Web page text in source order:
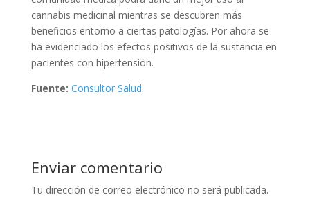
cannabis medicinal mientras se descubren más
beneficios entorno a ciertas patologías. Por ahora se
ha evidenciado los efectos positivos de la sustancia en
pacientes con hipertensión.
Fuente: Consultor Salud
Enviar comentario
Tu dirección de correo electrónico no será publicada.